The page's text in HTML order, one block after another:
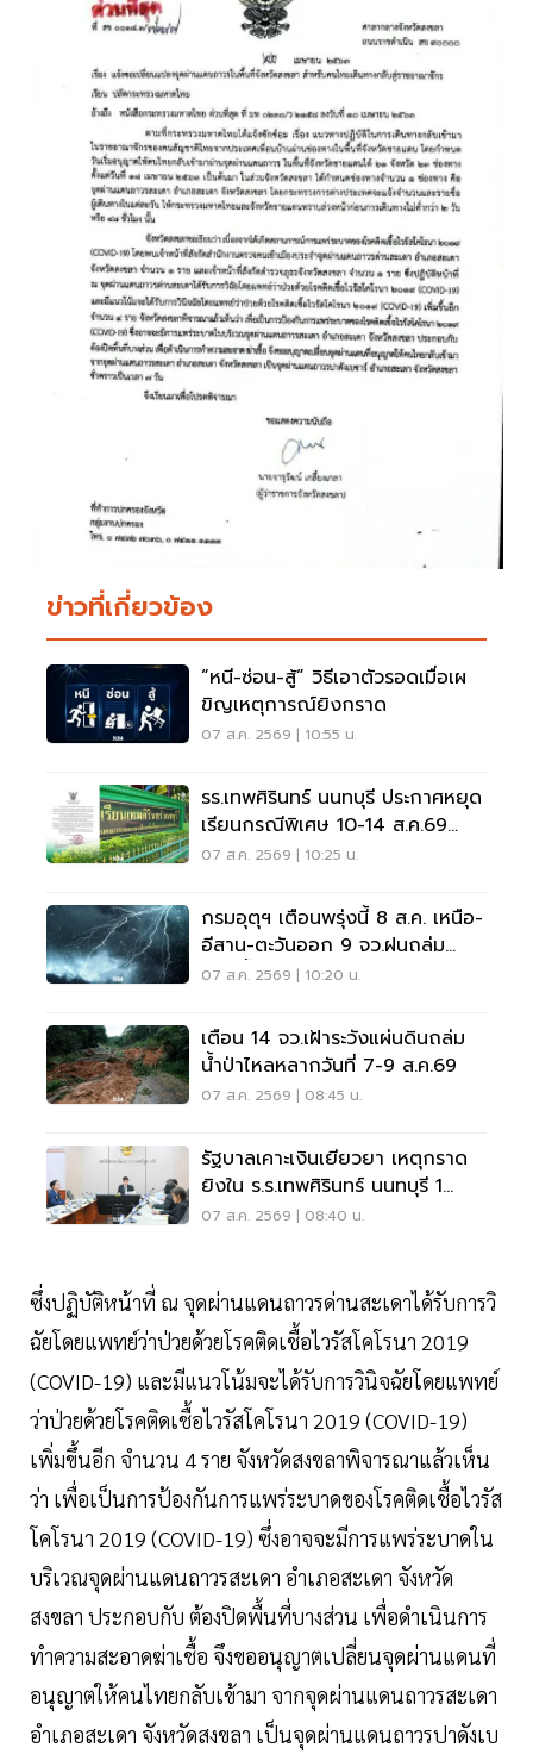
ข่าวที่เกี่ยวข้อง
“หนี-ซ่อน-สู้” วิธีเอาตัวรอดเมื่อเผ
ขิญเหตุการณ์ยิงกราด
07 ส.ค. 2569 | 10:55 น.
รร.เทพศิรินทร์ นนทบุรี ประกาศหยุด
เรียนกรณีพิเศษ 10-14 ส.ค.69
หลังเหตุกราดยิง
07 ส.ค. 2569 | 10:25 น.
กรมอุตุฯ เตือนพรุ่งนี้ 8 ส.ค. เหนือ-
อีสาน-ตะวันออก 9 จว.ฝนถล่ม
ระวังน้ำท่วมฉับพลัน
07 ส.ค. 2569 | 10:20 น.
เตือน 14 จว.เฝ้าระวังแผ่นดินถล่ม
น้ำป่าไหลหลากวันที่ 7-9 ส.ค.69
07 ส.ค. 2569 | 08:45 น.
รัฐบาลเคาะเงินเยียวยา เหตุกราด
ยิงใน ร.ร.เทพศิรินทร์ นนทบุรี 1
แสน-1ล้าน
07 ส.ค. 2569 | 08:40 น.
ซึ่งปฏิบัติหน้าที่ ณ จุดผ่านแดนถาวรด่านสะเดาได้รับการวิ
ฉัยโดยแพทย์ว่าป่วยด้วยโรคติดเชื้อไวรัสโคโรนา 2019
(COVID-19) และมีแนวโน้มจะได้รับการวินิจฉัยโดยแพทย์
ว่าป่วยด้วยโรคติดเชื้อไวรัสโคโรนา 2019 (COVID-19)
เพิ่มขึ้นอีก จํานวน 4 ราย จังหวัดสงขลาพิจารณาแล้วเห็น
ว่า เพื่อเป็นการป้องกันการแพร่ระบาดของโรคติดเชื้อไวรัส
โคโรนา 2019 (COVID-19) ซึ่งอาจจะมีการแพร่ระบาดใน
บริเวณจุดผ่านแดนถาวรสะเดา อําเภอสะเดา จังหวัด
สงขลา ประกอบกับ ต้องปิดพื้นที่บางส่วน เพื่อดําเนินการ
ทําความสะอาดฆ่าเชื้อ จึงขออนุญาตเปลี่ยนจุดผ่านแดนที่
อนุญาตให้คนไทยกลับเข้ามา จากจุดผ่านแดนถาวรสะเดา
อําเภอสะเดา จังหวัดสงขลา เป็นจุดผ่านแดนถาวรปาดังเบ